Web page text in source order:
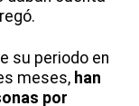
su periodo en
meses, han
por